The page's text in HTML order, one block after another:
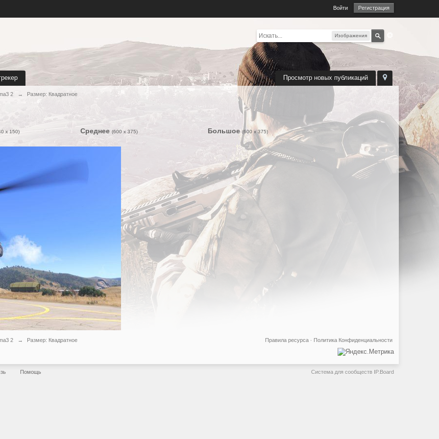
Войти Регистрация
Изображения
Просмотр новых публикаций
2 → Размер: Квадратное
x 150) Среднее (600 x 375) Большое (600 x 375)
2 → Размер: Квадратное Политика Конфиденциальности
Правила ресурса ·
Помощь Система для сообществ IP.Board